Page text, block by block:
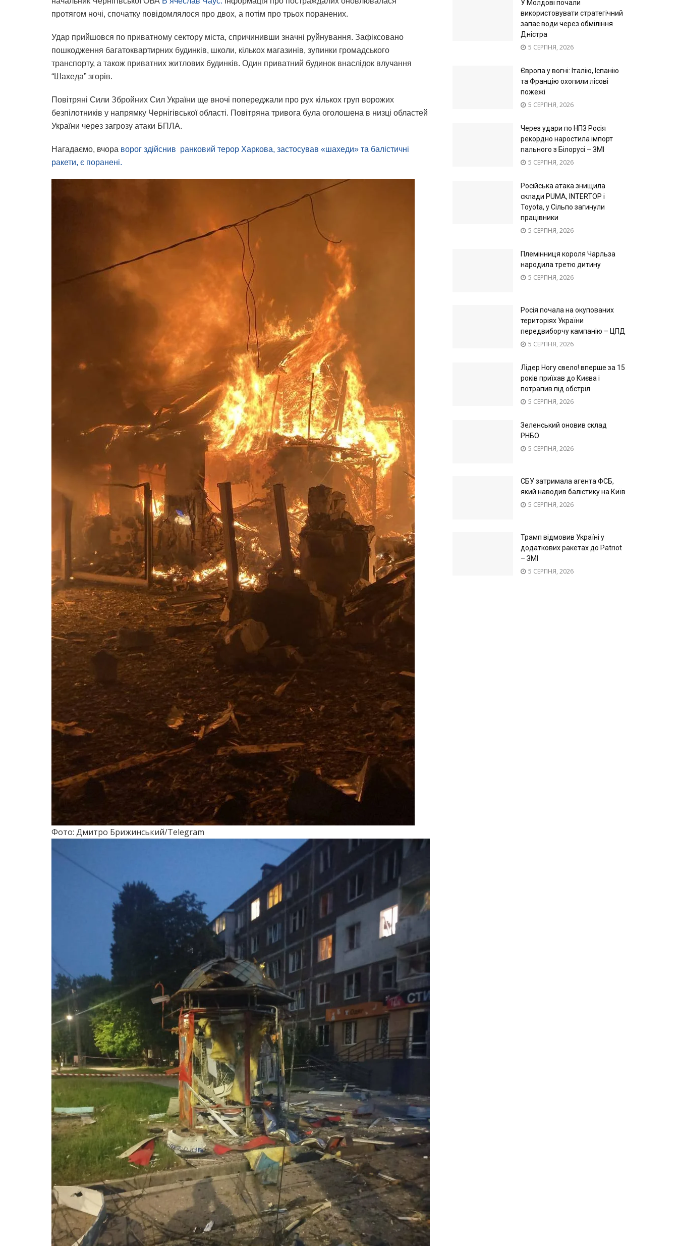
протягом ночі, спочатку повідомлялося про двох, а потім про трьох поранених.
Удар прийшовся по приватному сектору міста, спричинивши значні руйнування. Зафіксовано
пошкодження багатоквартирних будинків, школи, кількох магазинів, зупинки громадського
транспорту, а також приватних житлових будинків. Один приватний будинок внаслідок влучання
“Шахеда” згорів.
Повітряні Сили Збройних Сил України ще вночі попереджали про рух кількох груп ворожих
безпілотників у напрямку Чернігівської області. Повітряна тривога була оголошена в низці областей
України через загрозу атаки БПЛА.
Нагадаємо, вчора ворог здійснив ранковий терор Харкова, застосував «шахеди» та балістичні
ракети, є поранені.
Фото: Дмитро Брижинський/Telegram
У Молдові почали
використовувати стратегічний
запас води через обміління
Дністра
5 СЕРПНЯ, 2026
Європа у вогні: Італію, Іспанію
та Францію охопили лісові
пожежі
5 СЕРПНЯ, 2026
Через удари по НПЗ Росія
рекордно наростила імпорт
пального з Білорусі – ЗМІ
5 СЕРПНЯ, 2026
Російська атака знищила
склади PUMA, INTERTOP і
Toyota, у Сільпо загинули
працівники
5 СЕРПНЯ, 2026
Племінниця короля Чарльза
народила третю дитину
5 СЕРПНЯ, 2026
Росія почала на окупованих
територіях України
передвиборчу кампанію – ЦПД
5 СЕРПНЯ, 2026
Лідер Ногу свело! вперше за 15
років приїхав до Києва і
потрапив під обстріл
5 СЕРПНЯ, 2026
Зеленський оновив склад
РНБО
5 СЕРПНЯ, 2026
СБУ затримала агента ФСБ,
який наводив балістику на Київ
5 СЕРПНЯ, 2026
Трамп відмовив Україні у
додаткових ракетах до Patriot
– ЗМІ
5 СЕРПНЯ, 2026